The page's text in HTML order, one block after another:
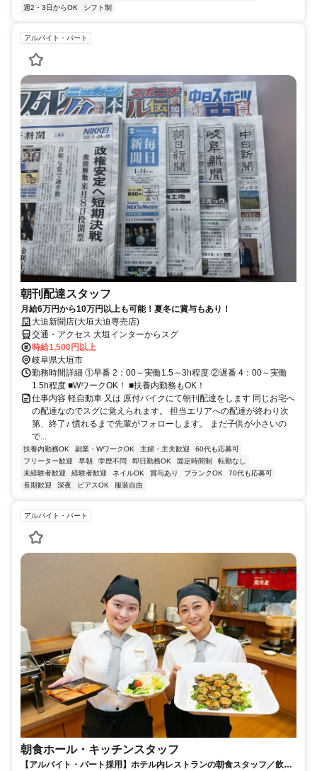
週2・3日からOK
シフト制
アルバイト・パート
朝刊配達スタッフ
月給6万円から10万円以上も可能！夏冬に賞与もあり！
大迫新聞店(大垣大迫専売店)
交通・アクセス 大垣インターからスグ
時給1,500円以上
岐阜県大垣市
勤務時間詳細 ①早番 2：00～実働1.5～3h程度 ②遅番 4：00～実働
1.5h程度 ■WワークOK！ ■扶養内勤務もOK！
仕事内容 軽自動車 又は 原付バイクにて朝刊配達をします 同じお宅へ
の配達なのでスグに覚えられます。 担当エリアへの配達が終わり次
第、終了♪ 慣れるまで先輩がフォローします。 まだ子供が小さいの
で...
扶養内勤務OK 副業・WワークOK 主婦・主夫歓迎
60代も応募可
フリーター歓迎
早朝 学歴不問 即日勤務OK 固定時間制
転勤なし
未経験者歓迎
経験者歓迎 ネイルOK 賞与あり ブランクOK
70代も応募可
長期歓迎
深夜 ピアスOK 服装自由
アルバイト・パート
朝食ホール・キッチンスタッフ
【アルバイト・パート採用】ホテル内レストランの朝食スタッフ／飲食